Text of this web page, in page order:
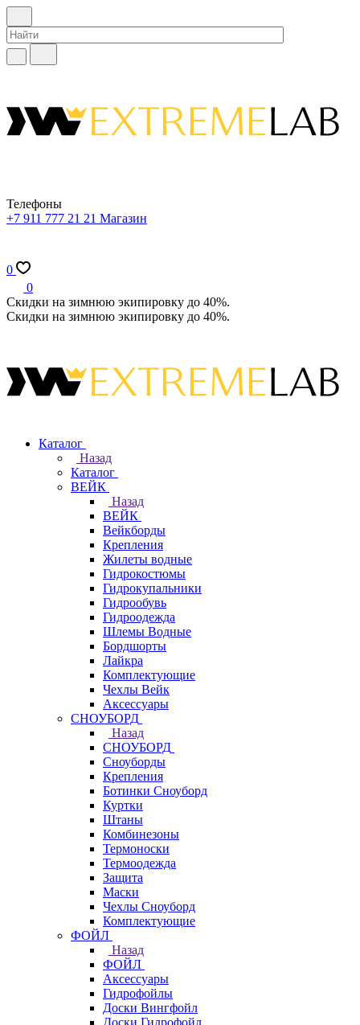
Телефоны
+7 911 777 21 21 Магазин
0
0
Скидки на зимнюю экипировку до 40%.
Скидки на зимнюю экипировку до 40%.
Каталог
Назад
Каталог
ВЕЙК
Назад
ВЕЙК
Вейкборды
Крепления
Жилеты водные
Гидрокостюмы
Гидрокупальники
Гидрообувь
Гидроодежда
Шлемы Водные
Бордшорты
Лайкра
Комплектующие
Чехлы Вейк
Аксессуары
СНОУБОРД
Назад
СНОУБОРД
Сноуборды
Крепления
Ботинки Сноуборд
Куртки
Штаны
Комбинезоны
Термоноски
Термоодежда
Защита
Маски
Чехлы Сноуборд
Комплектующие
ФОЙЛ
Назад
ФОЙЛ
Аксессуары
Гидрофойлы
Доски Вингфойл
Доски Гидрофойл